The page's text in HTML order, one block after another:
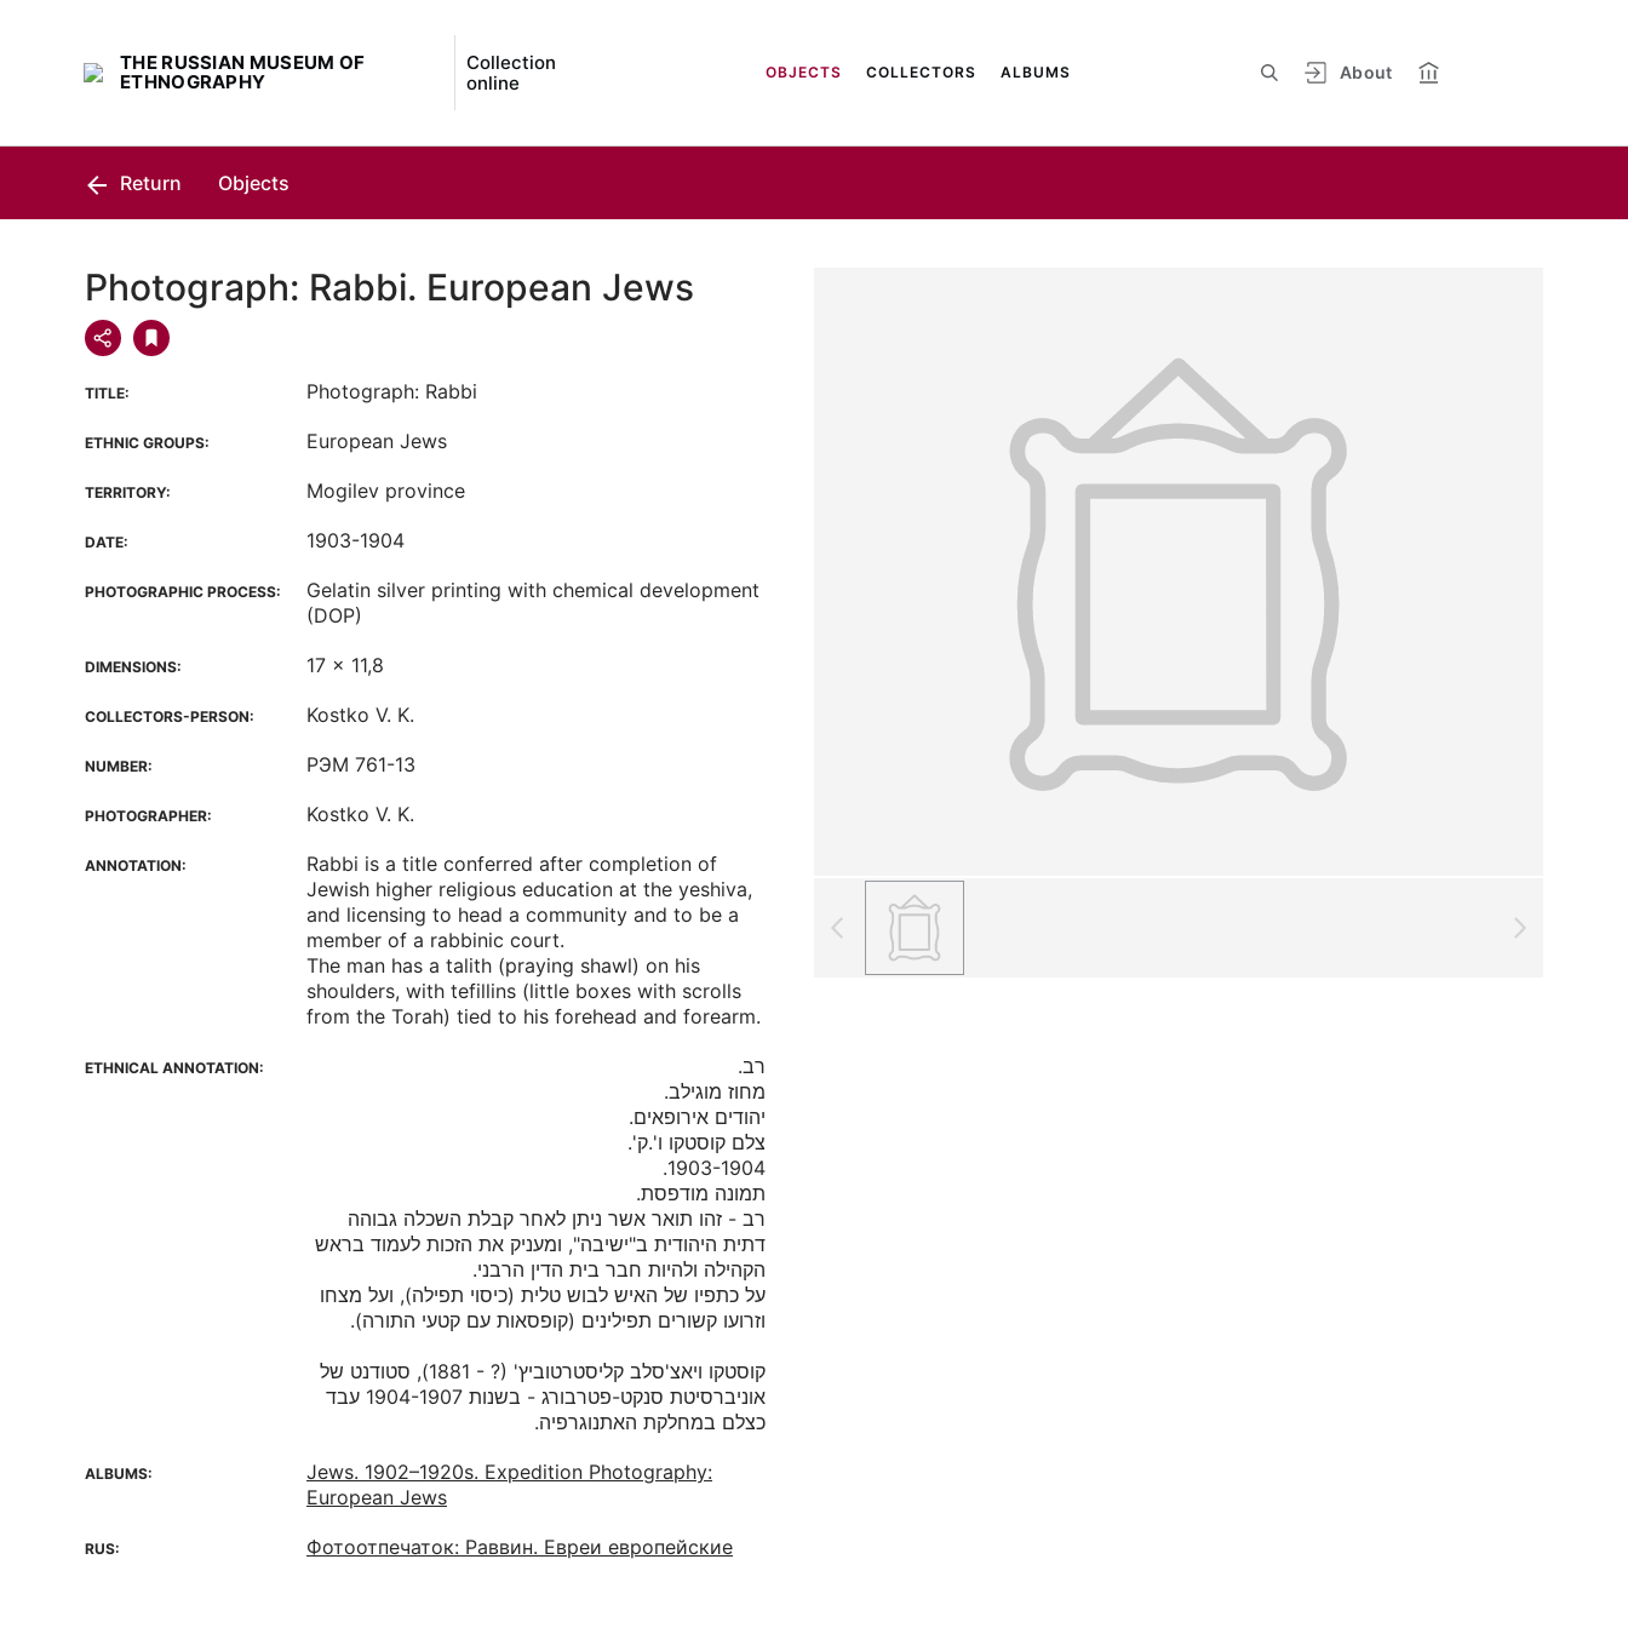
THE RUSSIAN MUSEUM OF
ETHNOGRAPHY
Collection
online
About
OBJECTS COLLECTORS ALBUMS
Return Objects
Photograph: Rabbi. European Jews
TITLE: Photograph: Rabbi
ETHNIC GROUPS: European Jews
TERRITORY: Mogilev province
DATE: 1903-1904
PHOTOGRAPHIC PROCESS:
Gelatin silver printing with chemical development
(DOP)
DIMENSIONS: 17 x 11,8
COLLECTORS-PERSON: Kostko V. K.
NUMBER: РЭМ 761-13
PHOTOGRAPHER: Kostko V. K.
ANNOTATION:
Rabbi is a title conferred after completion of
Jewish higher religious education at the yeshiva,
and licensing to head a community and to be a
member of a rabbinic court.
The man has a talith (praying shawl) on his
shoulders, with tefillins (little boxes with scrolls
from the Torah) tied to his forehead and forearm.
ETHNICAL ANNOTATION:
רב - זהו תואר אשר ניתן לאחר קבלת השכלה גבוהה
דתית היהודית ב"ישיבה", ומעניק את הזכות לעמוד בראש
על כתפיו של האיש לבוש טלית (כיסוי תפילה), ועל מצחו
קוסטקו ויאצ'סלב קליסטרטוביץ' (? - 1881), סטודנט של
אוניברסיטת סנקט-פטרבורג - בשנות 1904-1907 עבד
כצלם במחלקת האתנוגרפיה.
ALBUMS:
Jews. 1902–1920s. Expedition Photography:
European Jews
RUS: Фотоотпечаток: Раввин. Евреи европейские